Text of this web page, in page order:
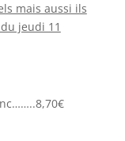
mais aussi ils
jeudi 11